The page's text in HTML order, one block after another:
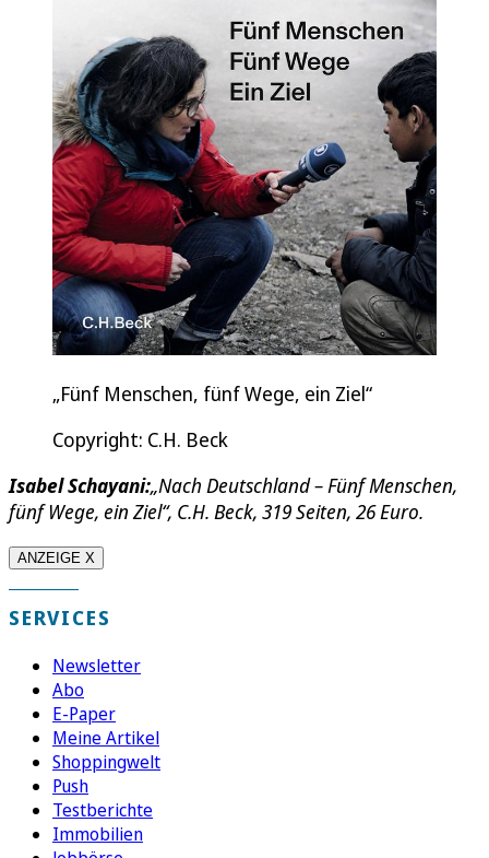
„Fünf Menschen, fünf Wege, ein Ziel“
Copyright: C.H. Beck
Isabel Schayani:„Nach Deutschland – Fünf Menschen,
fünf Wege, ein Ziel“, C.H. Beck, 319 Seiten, 26 Euro.
ANZEIGE X
SERVICES
Newsletter
Abo
E-Paper
Meine Artikel
Shoppingwelt
Push
Testberichte
Immobilien